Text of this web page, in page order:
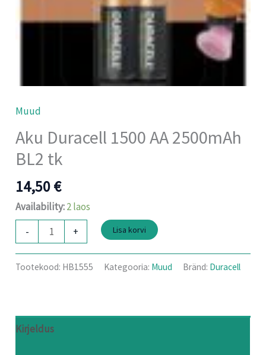
Muud
Aku Duracell 1500 AA 2500mAh
BL2 tk
14,50€
Availability:2 laos
-
+ Lisa korvi
Tootekood: HB1555 Kategooria: Muud Bränd: Duracell
Kirjeldus